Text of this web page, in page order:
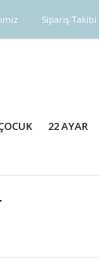
Sipariş Takibi
22 AYAR